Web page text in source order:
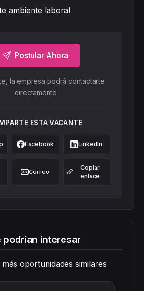
ambiente laboral
Postular Ahora
la empresa podrá contactarte
directamente
ESTA VACANTE
Facebook LinkedIn
Correo
Copiar
enlace
podrían interesar
oportunidades similares